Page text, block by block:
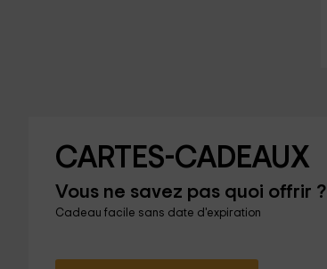
CARTES-CADEAUX
Vous ne savez pas quoi offrir ?
Cadeau facile sans date d'expiration